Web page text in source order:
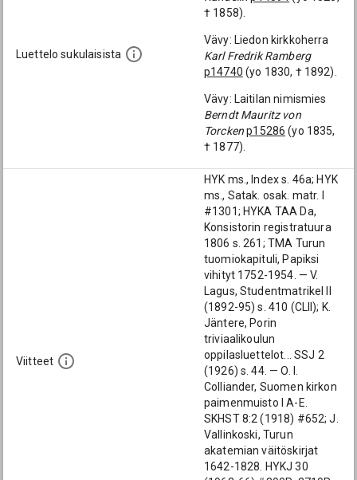
Luettelo sukulaisista
† 1858).
Vävy: Liedon kirkkoherra
Karl Fredrik Ramberg
p14740 (yo 1830, † 1892).
Vävy: Laitilan nimismies
Berndt Mauritz von
Torcken p15286 (yo 1835,
† 1877).
Viitteet
HYK ms., Index s. 46a; HYK
ms., Satak. osak. matr. I
#1301; HYKA TAA Da,
Konsistorin registratuura
1806 s. 261; TMA Turun
tuomiokapituli, Papiksi
vihityt 1752-1954. — V.
Lagus, Studentmatrikel II
(1892-95) s. 410 (CLII); K.
Jäntere, Porin
triviaalikoulun
oppilasluettelot... SSJ 2
(1926) s. 44. — O. I.
Colliander, Suomen kirkon
paimenmuisto I A-E.
SKHST 8:2 (1918) #652; J.
Vallinkoski, Turun
akatemian väitöskirjat
1642-1828. HYKJ 30